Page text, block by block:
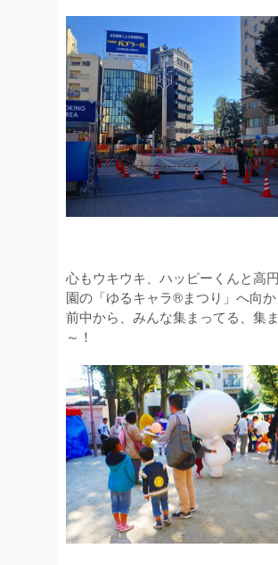
心もウキウキ、ハッピーくんと高
園の「ゆるキャラ®まつり」へ向
前中から、みんな集まってる、集
～！